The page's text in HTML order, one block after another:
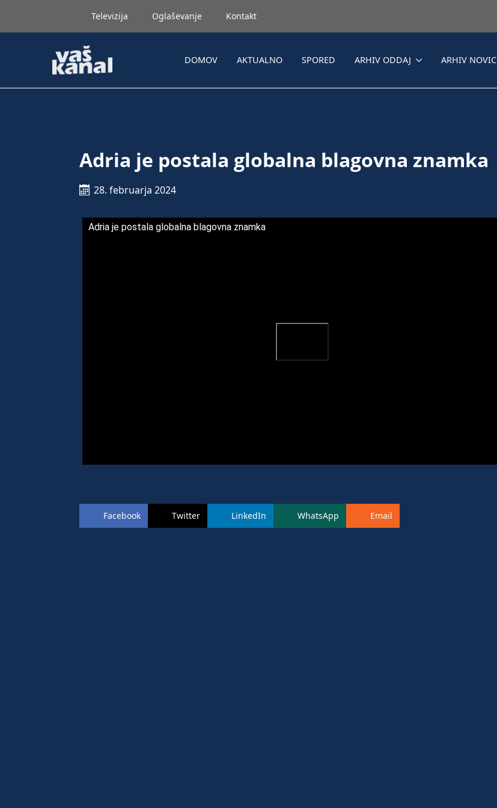
Televizija Oglaševanje Kontakt
DOMOV AKTUALNO SPORED ARHIV ODDAJ ARHIV NOVIC
Adria je postala globalna blagovna znamka
28. februarja 2024
Adria je postala globalna blagovna znamka
Facebook Twitter LinkedIn WhatsApp Email